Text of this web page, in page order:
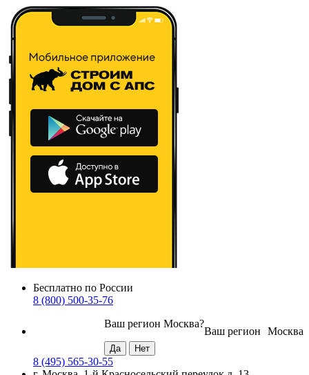
Бесплатно по России
8 (800) 500-35-76
Москва
Ваш регион
Ваш регион Москва?
8 (495) 565-30-55